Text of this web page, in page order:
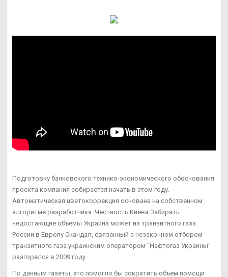
Подготовку банковского технико-экономического обоснования
проекта компания собирается начать в этом году.
Автоматическая цветокоррекция основана на собственном
алгоритме разработчика. Честность Киева Забирать
недостающие объемы Украина может из транзитного газа
России в Европу Скандал, связанный с незаконном отбором
транзитного газа украинским оператором "Нафтогаз Украины"
разгорелся в 2009 году.
По данным газеты, это помогло бы сократить объем помощи